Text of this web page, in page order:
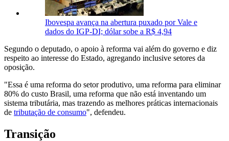
Ibovespa avança na abertura puxado por Vale e
dados do IGP-DI; dólar sobe a R$ 4,94
Segundo o deputado, o apoio à reforma vai além do governo e diz
respeito ao interesse do Estado, agregando inclusive setores da
oposição.
"Essa é uma reforma do setor produtivo, uma reforma para eliminar
80% do custo Brasil, uma reforma que não está inventando um
sistema tributária, mas trazendo as melhores práticas internacionais
de tributação de consumo", defendeu.
Transição